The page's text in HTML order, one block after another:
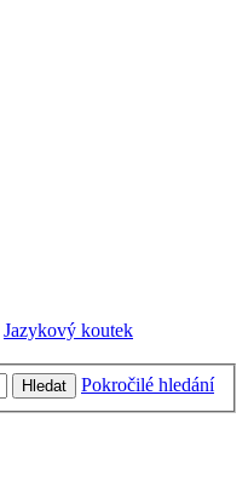
Jazykový koutek
Hledat Pokročilé hledání